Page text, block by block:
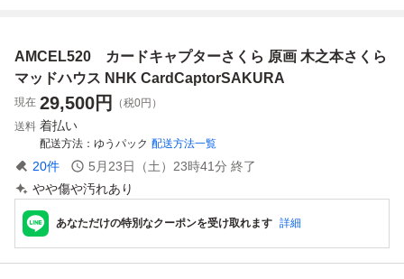
AMCEL520 カードキャプターさくら 原画 木之本さくら
マッドハウス NHK CardCaptorSAKURA
現在 29,500円
（税0円）
送料 着払い
配送方法 ゆうパック 配送方法一覧
20件 5月23日（土）23時41分 終了
やや傷や汚れあり
あなただけの特別なクーポンを受け取れます 詳細